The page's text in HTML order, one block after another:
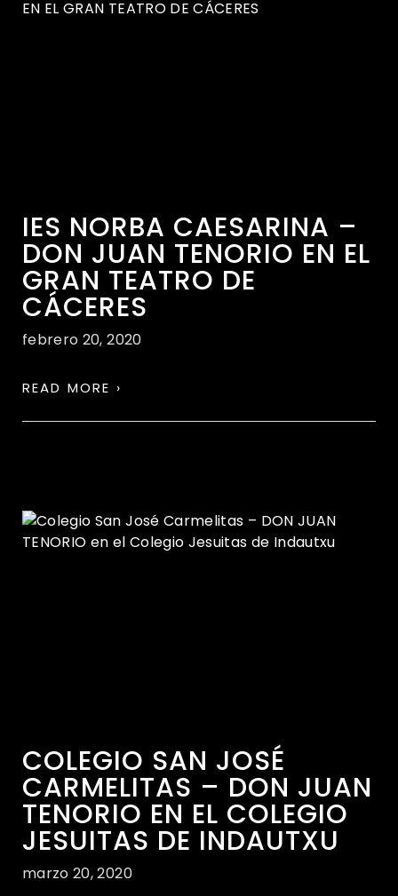
IES NORBA CAESARINA –
DON JUAN TENORIO EN EL
GRAN TEATRO DE
CÁCERES
febrero 20, 2020
READ MORE ›
COLEGIO SAN JOSÉ
CARMELITAS – DON JUAN
TENORIO EN EL COLEGIO
JESUITAS DE INDAUTXU
marzo 20, 2020